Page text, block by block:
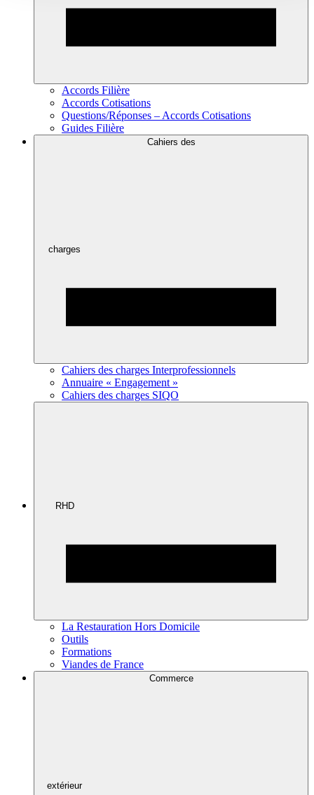
Accords Filière
Accords Cotisations
Questions/Réponses – Accords Cotisations
Guides Filière
Cahiers des
charges
Cahiers des charges Interprofessionnels
Annuaire « Engagement »
Cahiers des charges SIQO
RHD
La Restauration Hors Domicile
Outils
Formations
Viandes de France
Commerce
extérieur